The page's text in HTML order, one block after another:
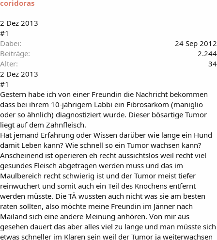
a
t
coridoras
2 Dez 2013
#1
Dabei
24 Sep 2012
Beiträge
2.244
Alter
34
2 Dez 2013
#1
Gestern habe ich von einer Freundin die Nachricht bekommen
dass bei ihrem 10-jährigem Labbi ein Fibrosarkom (maniglio
oder so ähnlich) diagnostiziert wurde. Dieser bösartige Tumor
liegt auf dem Zahnfleisch.
Hat jemand Erfahrung oder Wissen darüber wie lange ein Hund
damit Leben kann? Wie schnell so ein Tumor wachsen kann?
Anscheinend ist operieren eh recht aussichtslos weil recht viel
gesundes Fleisch abgetragen werden muss und das im
Maulbereich recht schwierig ist und der Tumor meist tiefer
reinwuchert und somit auch ein Teil des Knochens entfernt
werden müsste. Die TÄ wussten auch nicht was sie am besten
raten sollten, also möchte meine Freundin im Jänner nach
Mailand sich eine andere Meinung anhören. Von mir aus
gesehen dauert das aber alles viel zu lange und man müsste sich
etwas schneller im Klaren sein weil der Tumor ja weiterwachsen